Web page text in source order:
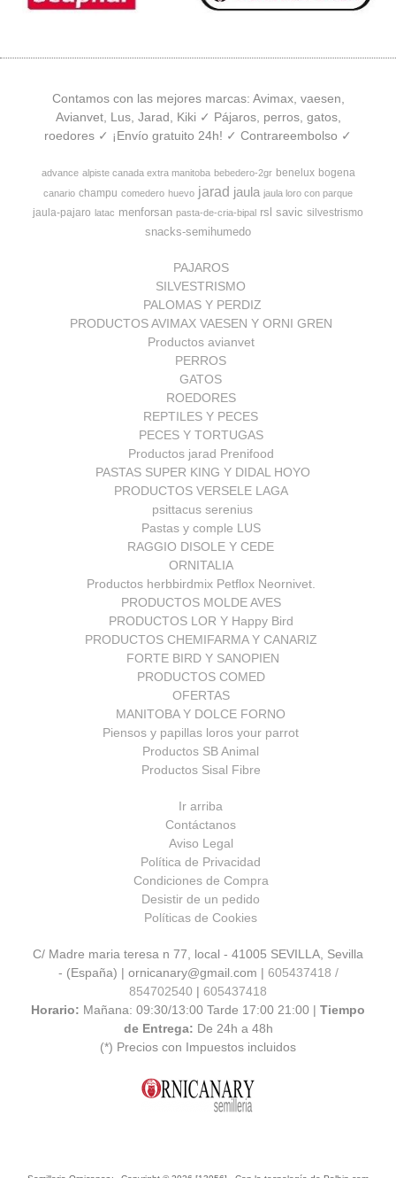
Contamos con las mejores marcas: Avimax, vaesen,
Avianvet, Lus, Jarad, Kiki ✓ Pájaros, perros, gatos,
roedores ✓ ¡Envío gratuito 24h! ✓ Contrareembolso ✓
advance alpiste canada extra manitoba bebedero-2gr benelux bogena
canario champu comedero huevo jarad jaula jaula loro con parque
jaula-pajaro latac menforsan pasta-de-cria-bipal rsl savic silvestrismo
snacks-semihumedo
PAJAROS
SILVESTRISMO
PALOMAS Y PERDIZ
PRODUCTOS AVIMAX VAESEN Y ORNI GREN
Productos avianvet
PERROS
GATOS
ROEDORES
REPTILES Y PECES
PECES Y TORTUGAS
Productos jarad Prenifood
PASTAS SUPER KING Y DIDAL HOYO
PRODUCTOS VERSELE LAGA
psittacus serenius
Pastas y comple LUS
RAGGIO DISOLE Y CEDE
ORNITALIA
Productos herbbirdmix Petflox Neornivet.
PRODUCTOS MOLDE AVES
PRODUCTOS LOR Y Happy Bird
PRODUCTOS CHEMIFARMA Y CANARIZ
FORTE BIRD Y SANOPIEN
PRODUCTOS COMED
OFERTAS
MANITOBA Y DOLCE FORNO
Piensos y papillas loros your parrot
Productos SB Animal
Productos Sisal Fibre
Ir arriba
Contáctanos
Aviso Legal
Política de Privacidad
Condiciones de Compra
Desistir de un pedido
Políticas de Cookies
C/ Madre maria teresa n 77, local - 41005 SEVILLA, Sevilla
- (España) | ornicanary@gmail.com | 605437418 /
854702540 | 605437418
Horario: Mañana: 09:30/13:00 Tarde 17:00 21:00 | Tiempo
de Entrega: De 24h a 48h
(*) Precios con Impuestos incluidos